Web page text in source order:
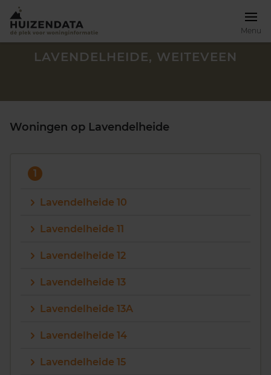
Menu
Maandag t/m vrijdag - 08:00 -18:00
LAVENDELHEIDE, WEITEVEEN
Woningen op Lavendelheide
1
Lavendelheide 10
Lavendelheide 11
Lavendelheide 12
Lavendelheide 13
Lavendelheide 13A
Lavendelheide 14
Lavendelheide 15